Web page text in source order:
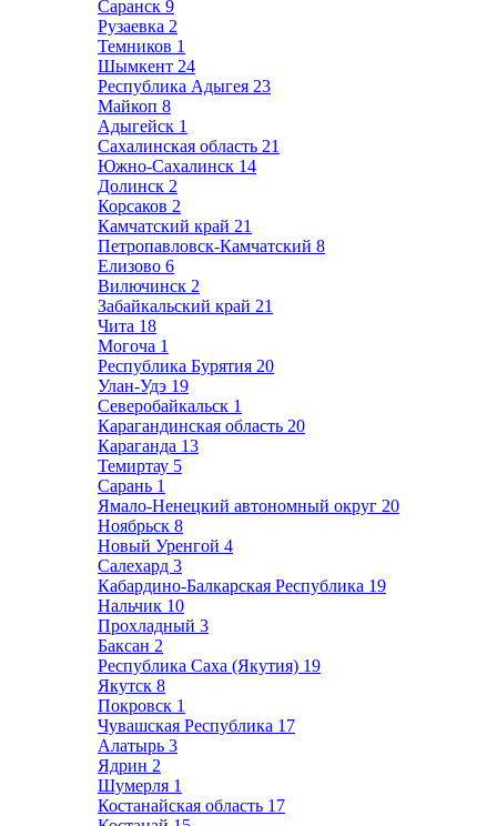
Саранск 9
Рузаевка 2
Темников 1
Шымкент 24
Республика Адыгея 23
Майкоп 8
Адыгейск 1
Сахалинская область 21
Южно-Сахалинск 14
Долинск 2
Корсаков 2
Камчатский край 21
Петропавловск-Камчатский 8
Елизово 6
Вилючинск 2
Забайкальский край 21
Чита 18
Могоча 1
Республика Бурятия 20
Улан-Удэ 19
Северобайкальск 1
Карагандинская область 20
Караганда 13
Темиртау 5
Сарань 1
Ямало-Ненецкий автономный округ 20
Ноябрьск 8
Новый Уренгой 4
Салехард 3
Кабардино-Балкарская Республика 19
Нальчик 10
Прохладный 3
Баксан 2
Республика Саха (Якутия) 19
Якутск 8
Покровск 1
Чувашская Республика 17
Алатырь 3
Ядрин 2
Шумерля 1
Костанайская область 17